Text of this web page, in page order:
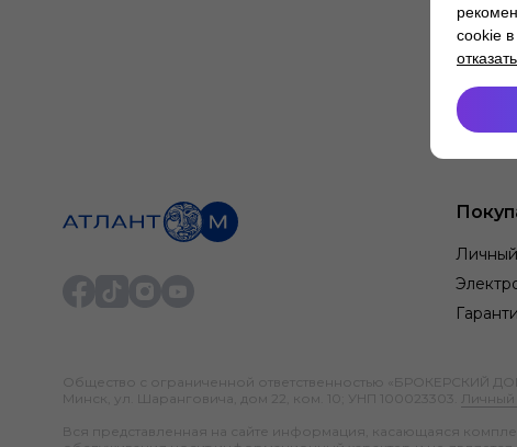
Личный
Общество с ограниченной ответственностью «БРОКЕРСКИЙ
Минск, ул. Шаранговича, дом 22, ком. 10; УНП 100023303.
Личный
Вся представленная на сайте информация, касающаяся
cookie в